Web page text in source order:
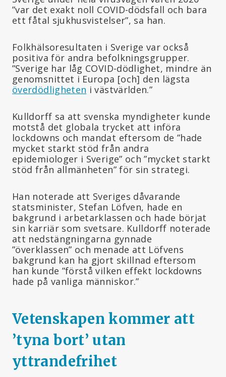
”var det exakt noll COVID-dödsfall och bara
ett fåtal sjukhusvistelser”, sa han.
Folkhälsoresultaten i Sverige var också
positiva för andra befolkningsgrupper.
”Sverige har låg COVID-dödlighet, mindre än
genomsnittet i Europa [och] den lägsta
överdödligheten i västvärlden.”
Kulldorff sa att svenska myndigheter kunde
motstå det globala trycket att införa
lockdowns och mandat eftersom de ”hade
mycket starkt stöd från andra
epidemiologer i Sverige” och ”mycket starkt
stöd från allmänheten” för sin strategi.
Han noterade att Sveriges dåvarande
statsminister, Stefan Löfven, hade en
bakgrund i arbetarklassen och hade börjat
sin karriär som svetsare. Kulldorff noterade
att nedstängningarna gynnade
”överklassen” och menade att Löfvens
bakgrund kan ha gjort skillnad eftersom
han kunde ”förstå vilken effekt lockdowns
hade på vanliga människor.”
Vetenskapen kommer att
’tyna bort’ utan
yttrandefrihet